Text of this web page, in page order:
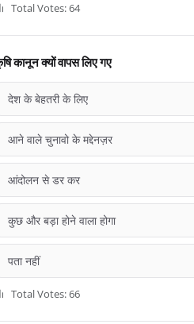
Total Votes: 64
कानून क्यों वापस लिए गए
देश के बेहतरी के लिए
आने वाले चुनावो के मद्देनज़र
आंदोलन से डर कर
कुछ और बड़ा होने वाला होगा
पता नहीं
Total Votes: 66